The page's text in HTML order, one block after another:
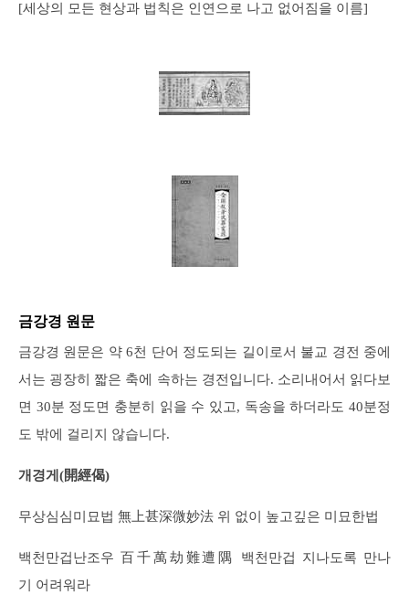
[세상의 모든 현상과 법칙은 인연으로 나고 없어짐을 이름]
금강경 원문
금강경 원문은 약 6천 단어 정도되는 길이로서 불교 경전 중에
서는 굉장히 짧은 축에 속하는 경전입니다. 소리내어서 읽다보
면 30분 정도면 충분히 읽을 수 있고, 독송을 하더라도 40분정
도 밖에 걸리지 않습니다.
개경게(開經偈)
무상심심미묘법 無上甚深微妙法 위 없이 높고깊은 미묘한법
백천만겁난조우 百千萬劫難遭隅 백천만겁 지나도록 만나
기 어려워라